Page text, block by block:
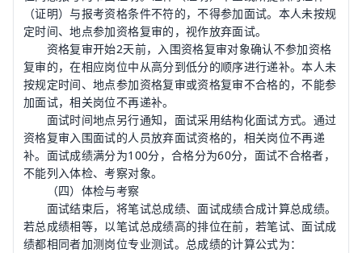
（证明）与报考资格条件不符的，不得参加面试。本人未按规
定时间、地点参加资格复审的，视作放弃面试。
资格复审开始2天前，入围资格复审对象确认不参加资格
复审的，在相应岗位中从高分到低分的顺序进行递补。本人未
按规定时间、地点参加资格复审或资格复审不合格的，不能参
加面试，相关岗位不再递补。
面试时间地点另行通知，面试采用结构化面试方式。通过
资格复审入围面试的人员放弃面试资格的，相关岗位不再递
补。面试成绩满分为100分，合格分为60分，面试不合格者，
不能列入体检、考察对象。
（四）体检与考察
面试结束后，将笔试总成绩、面试成绩合成计算总成绩。
若总成绩相等，以笔试总成绩高的排位在前，若笔试、面试成
绩都相同者加测岗位专业测试。总成绩的计算公式为：